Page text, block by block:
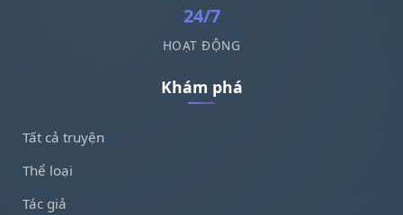
24/7
HOẠT ĐỘNG
Khám phá
Tất cả truyện
Thể loại
Tác giả